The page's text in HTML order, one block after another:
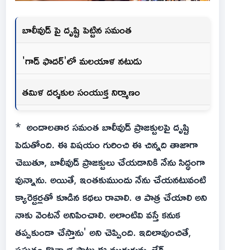
బాలీవుడ్ పై దృష్టి పెట్టిన సమంత
'గాడ్ ఫాదర్'లో మలయాళ నటుడు
తమిళ దర్శకుల సంయుక్త నిర్మాణం
* అందాలతార సమంత బాలీవుడ్ ప్రాజక్టులపై దృష్టి
పెడుతోంది. ఈ విషయం గురించి ఈ చిన్నది తాజాగా
చెబుతూ, బాలీవుడ్ ప్రాజక్టులు చేయడానికి నేను సిద్ధంగా
వున్నాను. అయితే, ఇంతకుముందు నేను చేయనటువంటి
క్యారెక్టర్లతో కూడిన కథలు రావాలి. ఆ పాత్ర చేయాలి అని
నాకు వెంటనే అనిపించాలి. అలాంటివి వస్తే కనుక
తప్పకుండా చేస్తాను' అని చెప్పింది. ఇదిలావుంచితే,